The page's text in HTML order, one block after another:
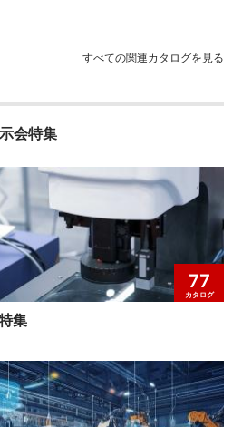
適用法令 EMC EU EMC指令
Electromagnetic Compatibility
Restriction of the Use of Certain
EN IEC 61326-1 (EN55011に基づき
寿命 7年（最大負荷、24時間連続、
制御コネクタ、電源コネクタ、取扱
用コントローラに接続してくださ
間経過で輝度10％低下（100％調
ス分類（EN62471：2006） Risk
EMC EMC指令 (2014/30/EU) UK
Compatibility Regulations 2016) 環
中国RoHS (令第32号) UK RoHS (The
Hazardous Substances in
Regulations 2012) 適用規格
使用周囲温度・湿度 0～＋40℃/35～
複振幅1.5mm X, Y, Z各方向2時間
Z各方向3回 保護等級 IP40（IEC
およびPBT、レンズ：ポリカーボネ
すべての関連カタログを見る
会特集
77
カタログ
集